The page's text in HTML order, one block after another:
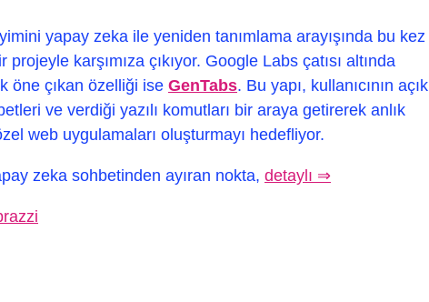
yapay zeka ile yeniden tanımlama arayışında bu kez
projeyle karşımıza çıkıyor. Google Labs çatısı altında
öne çıkan özelliği ise GenTabs. Bu yapı, kullanıcının açık
ve verdiği yazılı komutları bir araya getirerek anlık
web uygulamaları oluşturmayı hedefliyor.
zeka sohbetinden ayıran nokta, detaylı ⇒